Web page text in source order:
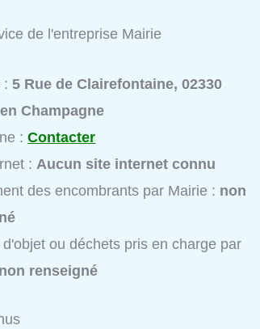
de l'entreprise Mairie
:5 Rue de Clairefontaine, 02330
Champagne
:Contacter
:Aucun site internet connu
des encombrants par Mairie : non
ou déchets pris en charge par
non renseigné